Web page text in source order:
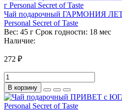
Чай подарочный ГАРМОНИЯ
Personal Secret of Taste
Вес: 45 г Срок годности: 18 мес
Наличие:
272 ₽
В корзину